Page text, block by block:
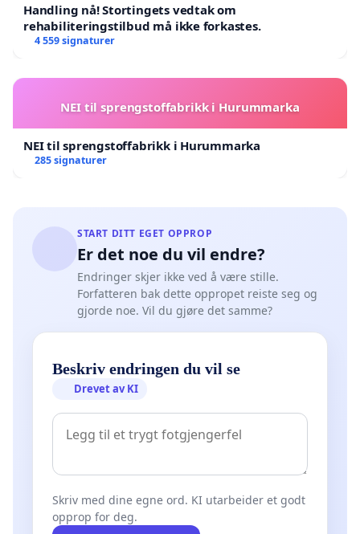
Handling nå! Stortingets vedtak om
rehabiliteringstilbud må ikke forkastes.
4 559 signaturer
NEI til sprengstoffabrikk i Hurummarka
NEI til sprengstoffabrikk i Hurummarka
285 signaturer
START DITT EGET OPPROP
Er det noe du vil endre?
Endringer skjer ikke ved å være stille.
Forfatteren bak dette oppropet reiste seg og
gjorde noe. Vil du gjøre det samme?
Beskriv endringen du vil se
Drevet av KI
Skriv med dine egne ord. KI utarbeider et godt
opprop for deg.